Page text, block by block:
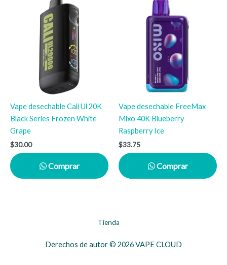
Vape desechable Cali Ul 20K
Black Series Frozen White
Grape
$30.00
Comprar
Vape desechable FreeMax
Mixo 40K Blueberry
Raspberry Ice
$33.75
Comprar
Tienda
Derechos de autor © 2026 VAPE CLOUD